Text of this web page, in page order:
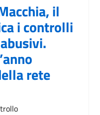
il
i controlli
rete